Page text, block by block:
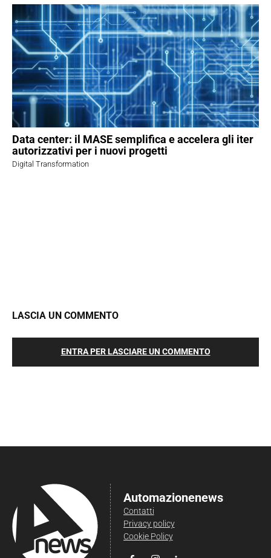
Data center: il MASE semplifica e accelera gli iter
autorizzativi per i nuovi progetti
Digital Transformation
LASCIA UN COMMENTO
ENTRA PER LASCIARE UN COMMENTO
Automazionenews
Contatti
Privacy policy
Cookie Policy